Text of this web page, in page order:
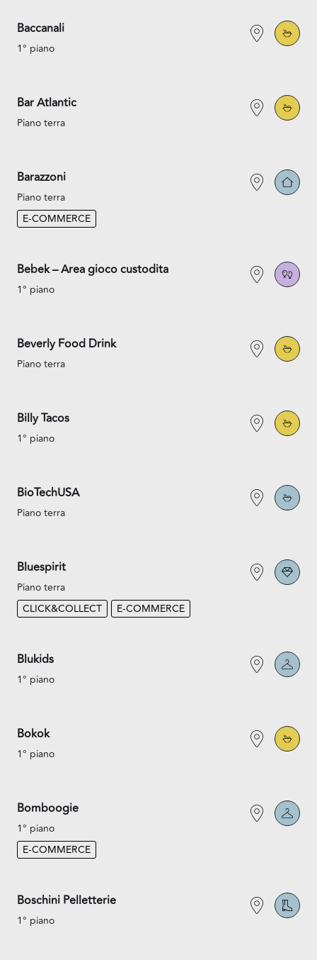
Baccanali
1° piano
Bar Atlantic
Piano terra
Barazzoni
Piano terra
E-COMMERCE
Bebek – Area gioco custodita
1° piano
Beverly Food Drink
Piano terra
Billy Tacos
1° piano
BioTechUSA
Piano terra
Bluespirit
Piano terra
CLICK&COLLECT
E-COMMERCE
Blukids
1° piano
Bokok
1° piano
Bomboogie
1° piano
E-COMMERCE
Boschini Pelletterie
1° piano